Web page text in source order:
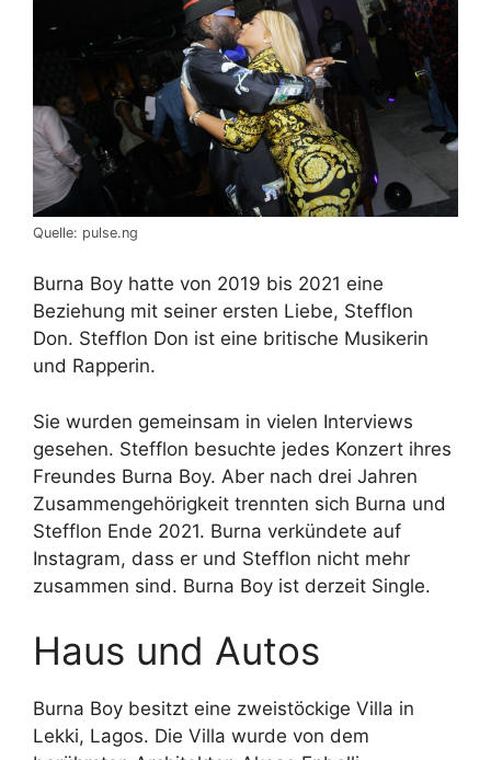
Quelle: pulse.ng
Burna Boy hatte von 2019 bis 2021 eine
Beziehung mit seiner ersten Liebe, Stefflon
Don. Stefflon Don ist eine britische Musikerin
und Rapperin.
Sie wurden gemeinsam in vielen Interviews
gesehen. Stefflon besuchte jedes Konzert ihres
Freundes Burna Boy. Aber nach drei Jahren
Zusammengehörigkeit trennten sich Burna und
Stefflon Ende 2021. Burna verkündete auf
Instagram, dass er und Stefflon nicht mehr
zusammen sind. Burna Boy ist derzeit Single.
Haus und Autos
Burna Boy besitzt eine zweistöckige Villa in
Lekki, Lagos. Die Villa wurde von dem